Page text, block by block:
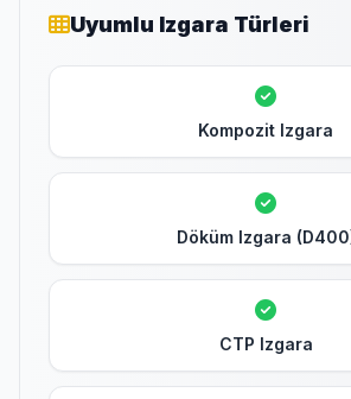
Uyumlu Izgara Türleri
Kompozit Izgara
Döküm Izgara
CTP Izgara